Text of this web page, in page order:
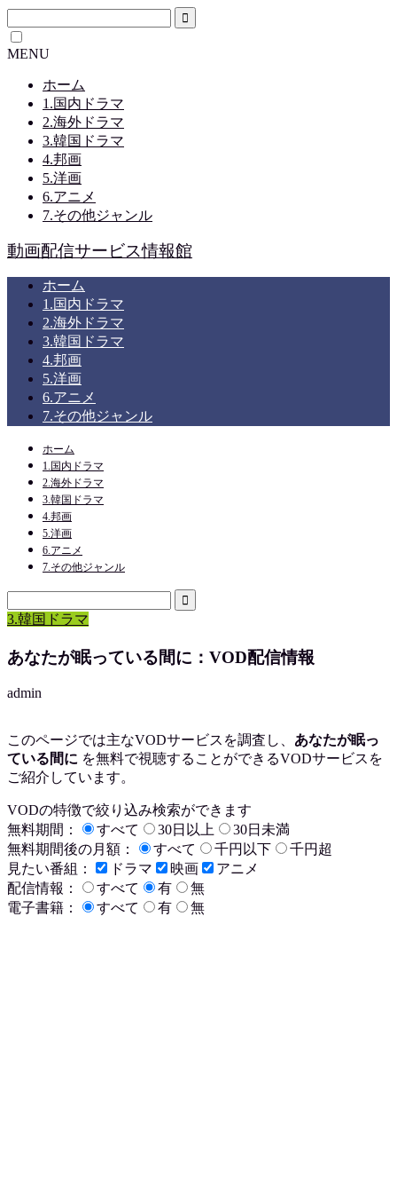
MENU
ホーム
1.国内ドラマ
2.海外ドラマ
3.韓国ドラマ
4.邦画
5.洋画
6.アニメ
7.その他ジャンル
動画配信サービス情報館
ホーム
1.国内ドラマ
2.海外ドラマ
3.韓国ドラマ
4.邦画
5.洋画
6.アニメ
7.その他ジャンル
ホーム
1.国内ドラマ
2.海外ドラマ
3.韓国ドラマ
4.邦画
5.洋画
6.アニメ
7.その他ジャンル
3.韓国ドラマ
あなたが眠っている間に：VOD配信情報
admin
このページでは主なVODサービスを調査し、 あなたが眠っ
ている間に を無料で視聴することができるVODサービスを
ご紹介しています。
VODの特徴で絞り込み検索ができます
無料期間：
すべて 30日以上
30日未満
無料期間後の月額：
すべて 千円以下
千円超
見たい番組：
ドラマ 映画
アニメ
配信情報：
すべて 有
無
電子書籍：
すべて 有 無